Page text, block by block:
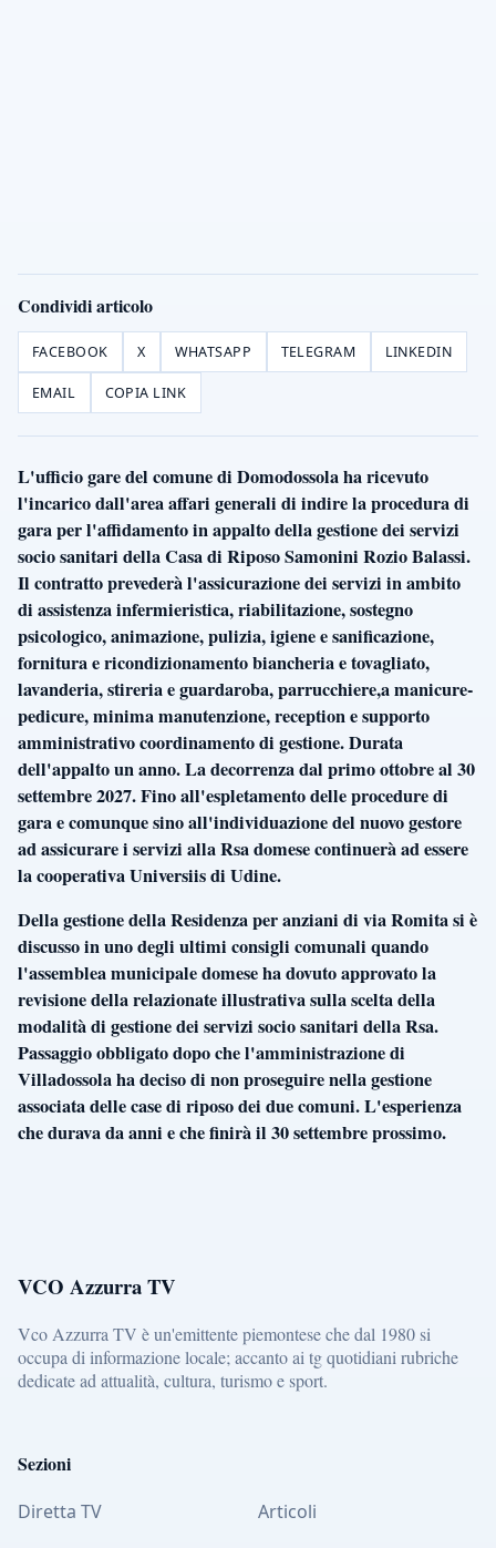
Condividi articolo
FACEBOOK X WHATSAPP TELEGRAM LINKEDIN
EMAIL COPIA LINK
L'ufficio gare del comune di Domodossola ha ricevuto
l'incarico dall'area affari generali di indire la procedura di
gara per l'affidamento in appalto della gestione dei servizi
socio sanitari della Casa di Riposo Samonini Rozio Balassi.
Il contratto prevederà l'assicurazione dei servizi in ambito
di assistenza infermieristica, riabilitazione, sostegno
psicologico, animazione, pulizia, igiene e sanificazione,
fornitura e ricondizionamento biancheria e tovagliato,
lavanderia, stireria e guardaroba, parrucchiere,a manicure-
pedicure, minima manutenzione, reception e supporto
amministrativo coordinamento di gestione. Durata
dell'appalto un anno. La decorrenza dal primo ottobre al 30
settembre 2027. Fino all'espletamento delle procedure di
gara e comunque sino all'individuazione del nuovo gestore
ad assicurare i servizi alla Rsa domese continuerà ad essere
la cooperativa Universiis di Udine.
Della gestione della Residenza per anziani di via Romita si è
discusso in uno degli ultimi consigli comunali quando
l'assemblea municipale domese ha dovuto approvato la
revisione della relazionate illustrativa sulla scelta della
modalità di gestione dei servizi socio sanitari della Rsa.
Passaggio obbligato dopo che l'amministrazione di
Villadossola ha deciso di non proseguire nella gestione
associata delle case di riposo dei due comuni. L'esperienza
che durava da anni e che finirà il 30 settembre prossimo.
VCO Azzurra TV
Vco Azzurra TV è un'emittente piemontese che dal 1980 si
occupa di informazione locale; accanto ai tg quotidiani rubriche
dedicate ad attualità, cultura, turismo e sport.
Sezioni
Diretta TV
Articoli